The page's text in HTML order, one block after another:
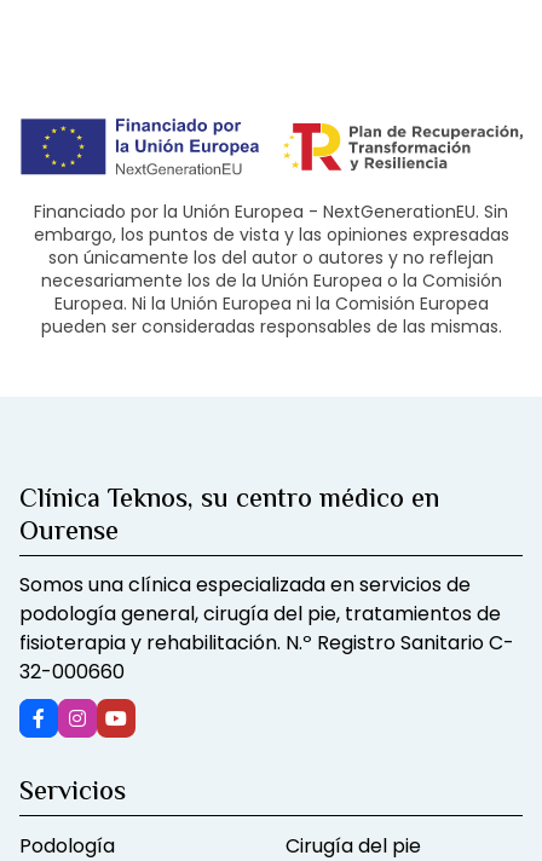
Financiado por la Unión Europea - NextGenerationEU. Sin
embargo, los puntos de vista y las opiniones expresadas
son únicamente los del autor o autores y no reflejan
necesariamente los de la Unión Europea o la Comisión
Europea. Ni la Unión Europea ni la Comisión Europea
pueden ser consideradas responsables de las mismas.
Clínica Teknos, su centro médico en
Ourense
Somos una clínica especializada en servicios de
podología general, cirugía del pie, tratamientos de
fisioterapia y rehabilitación. N.º Registro Sanitario C-
32-000660
Servicios
Podología
Cirugía del pie